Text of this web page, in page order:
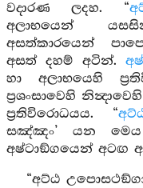
වදාරණ ලදහ. “
අලාභයෙන්
අසත්කාරයෙන්
අසත් දහම් අටින්.
හා අලාභයෙහි
ප්‍රශංසාවෙහි
ප්‍රතිවිරොධයය. “
සඤ්ඤං’ යන
අෂ්ටාඞ්ගයෙන් අටඟ
“අට්ඨ